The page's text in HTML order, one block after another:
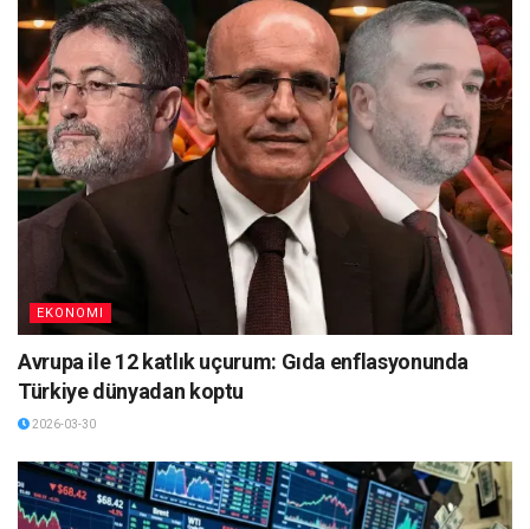
EKONOMI
Avrupa ile 12 katlık uçurum: Gıda enflasyonunda
Türkiye dünyadan koptu
2026-03-30